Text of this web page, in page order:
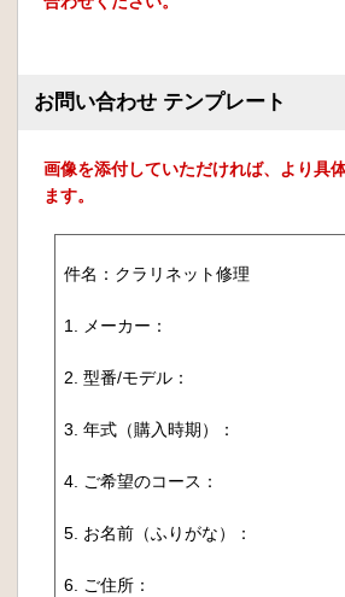
お問い合わせ テンプレート
画像を添付していただければ、より具
ます。
件名：クラリネット修理
1. メーカー：
2. 型番/モデル：
3. 年式（購入時期）：
4. ご希望のコース：
5. お名前（ふりがな）：
6. ご住所：